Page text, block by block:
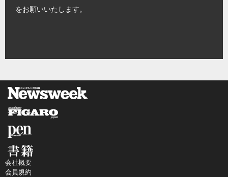
をお願いいたします。
会社概要
会員規約